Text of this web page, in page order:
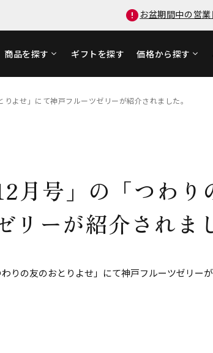
お盆期間中の営
商品を探す ギフトを探す 価格から探す
りよせ」にて神戸フルーツゼリーが紹介されました。
月号」の「つわ
リーが紹介されま
わりの友のおとりよせ」にて神戸フルーツゼリー